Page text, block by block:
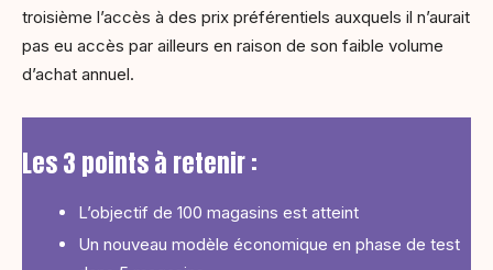
troisième l’accès à des prix préférentiels auxquels il n’aurait
pas eu accès par ailleurs en raison de son faible volume
d’achat annuel.
Les 3 points à retenir :
L’objectif de 100 magasins est atteint
Un nouveau modèle économique en phase de test